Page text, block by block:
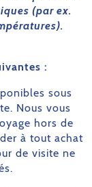
(par ex.
:
sous
Nous vous
hors de
à tout achat
de visite ne